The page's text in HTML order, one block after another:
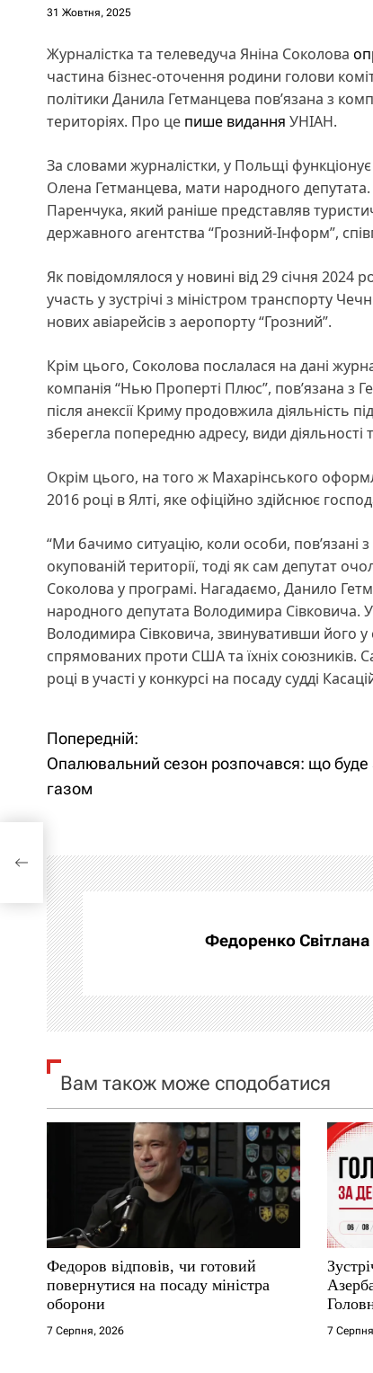
31 Жовтня, 2025
Журналістка та телеведуча Яніна Соколова
частина бізнес-оточення родини голови
політики Данила Гетманцева пов’язана з
територіях. Про це пише видання УНІАН.
За словами журналістки, у Польщі
Олена Гетманцева, мати народного депутата.
Паренчука, який раніше представляв
державного агентства “Грозний-Інформ”,
Як повідомлялося у новині від 29 січня 2024
участь у зустрічі з міністром транспорту
нових авіарейсів з аеропорту “Грозний”.
Крім цього, Соколова послалася на дані
компанія “Нью Проперті Плюс”, пов’язана
після анексії Криму продовжила діяльність
зберегла попередню адресу, види
Окрім цього, на того ж Махарінського
2016 році в Ялті, яке офіційно здійснює
“Ми бачимо ситуацію, коли особи, пов’язані
окупованій території, тоді як сам депутат
Соколова у програмі. Нагадаємо, Данило
народного депутата Володимира Сівковича.
Володимира Сівковича, звинувативши його у
спрямованих проти США та їхніх союзників.
році в участі у конкурсі на посаду судді
Н
а
і
г
а
ц
і
я
а
и
с
і
в
Попередній:
Опалювальний сезон розпочався: що буде
газом
Федоренко Світлана
Вам також може сподобатися
Федоров відповів, чи готовий
повернутися на посаду міністра
оборони
7 Серпня, 2026 7